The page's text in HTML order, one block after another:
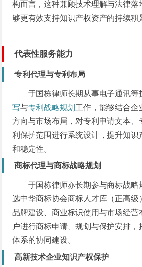
构而言，这种兼顾技术理解与法律落
够更有效支持知识产权资产的持续积
代表性服务能力
专利代理与专利布局
于国栋律师长期从事电子通讯等
写与专利战略规划 工作，能够结合企
方向与市场布局，对专利申请文本、
利保护范围进行系统设计，提升知识
和稳定性。
商标代理与商标战略规划
于国栋律师亦长期参与商标战略
选中华商标协会商标人才库（正高级
品牌建设、商业标识使用与市场经营
户进行商标申请、规划与保护安排，
体系的协同建设。
高新技术企业知识产权保护